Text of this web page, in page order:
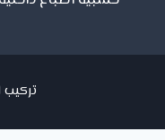
تركيب